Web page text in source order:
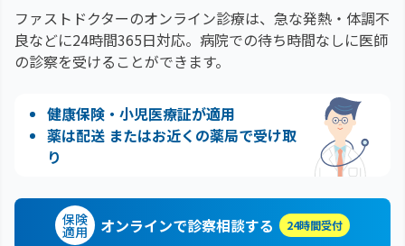
ファストドクターのオンライン診療は、急な発熱・体調不
良などに24時間365日対応。 病院での待ち時間なしに医師
の診察を受けることができます。
健康保険・小児医療証が適用
薬は配送 またはお近くの薬局で受け取
り
保険
適用 オンラインで診察相談する 24時間受付